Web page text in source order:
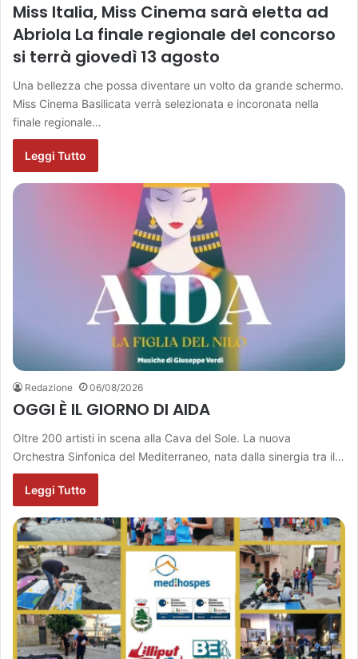
Miss Italia, Miss Cinema sarà eletta ad
Abriola La finale regionale del concorso
si terrà giovedì 13 agosto
Una bellezza che possa diventare un volto da grande schermo.
Miss Cinema Basilicata verrà selezionata e incoronata nella
finale regionale…
Leggi Tutto
Redazione 06/08/2026
OGGI È IL GIORNO DI AIDA
Oltre 200 artisti in scena alla Cava del Sole. La nuova
Orchestra Sinfonica del Mediterraneo, nata dalla sinergia tra il…
Leggi Tutto